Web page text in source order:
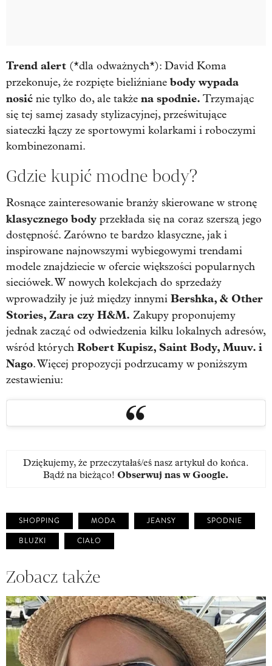
Trend alert (*dla odważnych*): David Koma
przekonuje, że rozpięte bieliźnianebody wypada
nosić nie tylko do, ale także na spodnie. Trzymając
się tej samej zasady stylizacyjnej, prześwitujące
siateczki łączy ze sportowymi kolarkami i roboczymi
kombinezonami.
Gdzie kupić modne body?
Rosnące zainteresowanie branży skierowane w stronę
klasycznego body przekłada się na coraz szerszą jego
dostępność. Zarówno te bardzo klasyczne, jak i
inspirowane najnowszymi wybiegowymi trendami
modele znajdziecie w ofercie większości popularnych
sieciówek. W nowych kolekcjach do sprzedaży
wprowadziły je już między innymi Bershka, & Other
Stories, Zara czy H&M. Zakupy proponujemy
jednak zacząć od odwiedzenia kilku lokalnych adresów,
wśród których Robert Kupisz, Saint Body, Muuv. i
Nago. Więcej propozycji podrzucamy w poniższym
zestawieniu:
Dziękujemy, że przeczytałaś/eś nasz artykuł do końca.
Bądź na bieżąco! Obserwuj nas w Google.
SHOPPING MODA JEANSY
SPODNIE
BLUZKI
CIAŁO
Zobacz także